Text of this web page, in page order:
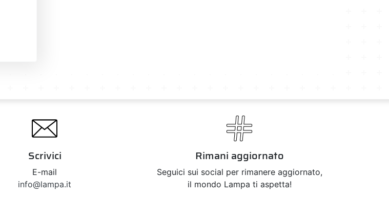
Scrivici
E-mail
info@lampa.it
Rimani aggiornato
Seguici sui social per rimanere aggiornato,
il mondo Lampa ti aspetta!